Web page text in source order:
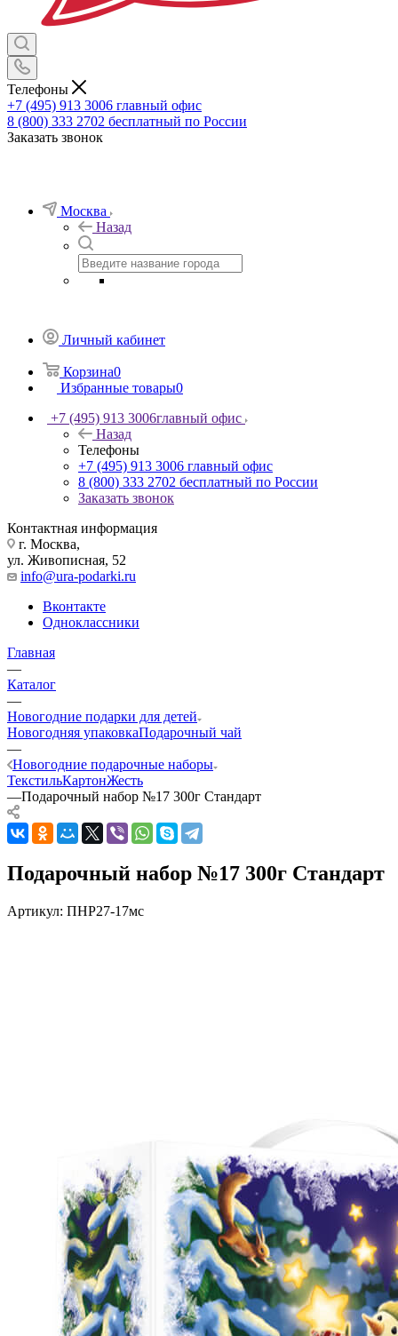
Телефоны
+7 (495) 913 3006 главный офис
8 (800) 333 2702 бесплатный по России
Заказать звонок
Москва
Назад
Личный кабинет
Корзина0
Избранные товары0
+7 (495) 913 3006главный офис
Назад
Телефоны
+7 (495) 913 3006 главный офис
8 (800) 333 2702 бесплатный по России
Заказать звонок
Контактная информация
г. Москва,
ул. Живописная, 52
info@ura-podarki.ru
Вконтакте
Одноклассники
Главная
—
Каталог
—
Новогодние подарки для детей
Новогодняя упаковкаПодарочный чай
—
Новогодние подарочные наборы
ТекстильКартонЖесть
—Подарочный набор №17 300г Стандарт
Подарочный набор №17 300г Стандарт
Артикул: ПНР27-17мс